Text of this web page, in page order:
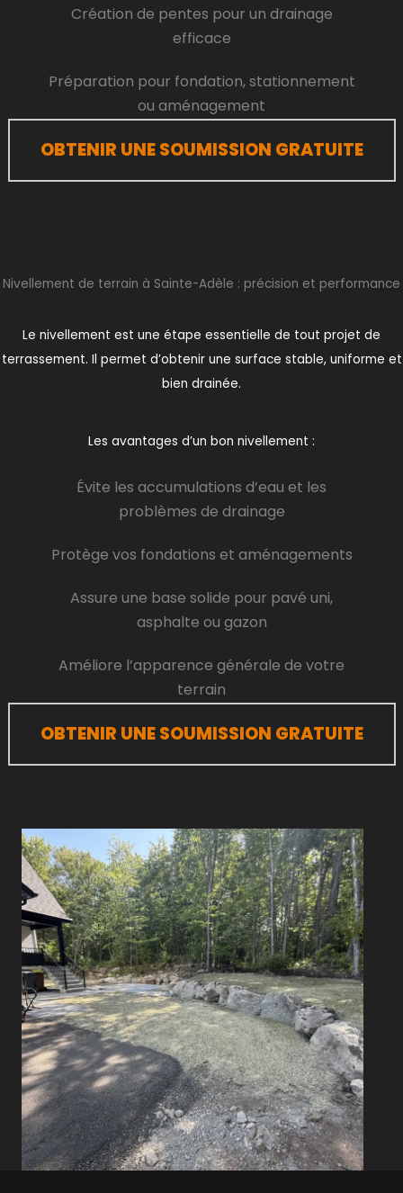
Création de pentes pour un drainage
efficace
Préparation pour fondation, stationnement
ou aménagement
OBTENIR UNE SOUMISSION GRATUITE
Nivellement de terrain à Sainte-Adèle : précision et performance
Le nivellement est une étape essentielle de tout projet de
terrassement. Il permet d’obtenir une surface stable, uniforme et
bien drainée.
Les avantages d’un bon nivellement :
Évite les accumulations d’eau et les
problèmes de drainage
Protège vos fondations et aménagements
Assure une base solide pour pavé uni,
asphalte ou gazon
Améliore l’apparence générale de votre
terrain
OBTENIR UNE SOUMISSION GRATUITE